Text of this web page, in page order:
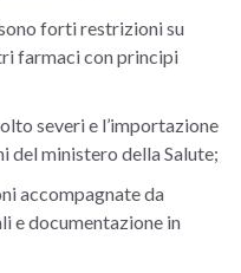
forti restrizioni su
farmaci con principi
severi e l’importazione
del ministero della Salute;
accompagnate da
e documentazione in